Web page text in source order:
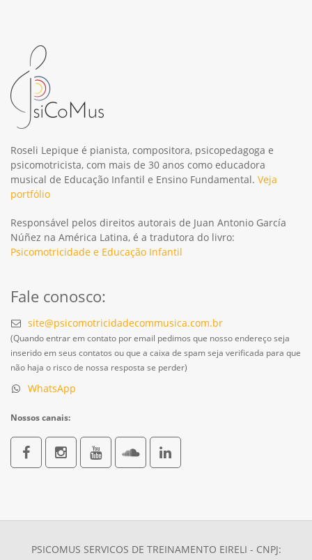
Roseli Lepique é pianista, compositora, psicopedagoga e
psicomotricista, com mais de 30 anos como educadora
musical de Educação Infantil e Ensino Fundamental. Veja
portfólio
Responsável pelos direitos autorais de Juan Antonio García
Núñez na América Latina, é a tradutora do livro:
Psicomotricidade e Educação Infantil
Fale conosco:
site@psicomotricidadecommusica.com.br
(Quando entrar em contato por email pedimos que nosso endereço seja
inserido em seus contatos ou que a caixa de spam seja verificada para que
não haja o risco de nossa resposta se perder)
WhatsApp
Nossos canais:
PSICOMUS SERVICOS DE TREINAMENTO EIRELI - CNPJ: